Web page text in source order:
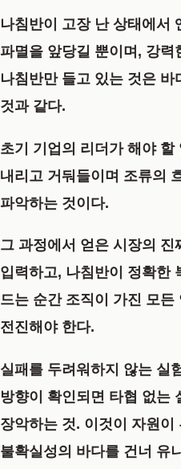
나침반이 고장 난 상태에서
파멸을 앞당길 뿐이며, 강력
나침반만 들고 있는 것은
것과 같다.
초기 기업의 리더가 해야
내리고 거둬들이며 조류의
파악하는 것이다.
그 과정에서 얻은 시장의 진
입력하고, 나침반이 정확한
드는 순간 조직이 가진 모
전진해야 한다.
실패를 두려워하지 않는 실
방향이 확인되면 타협 없는
장악하는 것. 이것이 자원이
불확실성의 바다를 건너 유